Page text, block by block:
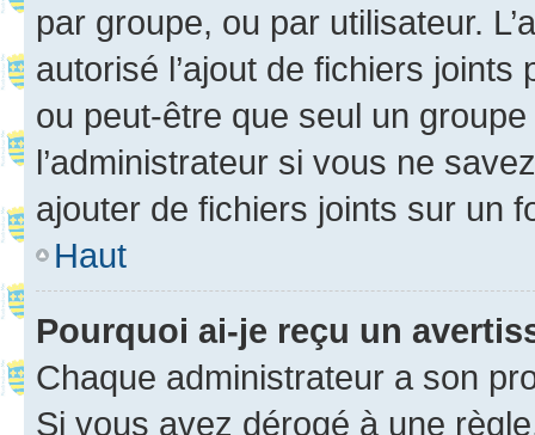
par groupe, ou par utilisateur.
autorisé l’ajout de fichiers
ou peut-être que seul un
l’administrateur si vous ne
ajouter de fichiers joints sur un
Haut
Pourquoi ai-je reçu un
Chaque administrateur a son
Si vous avez dérogé à une